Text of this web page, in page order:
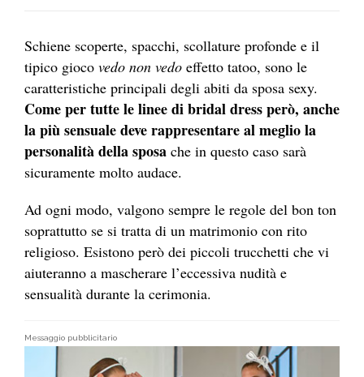
Schiene scoperte, spacchi, scollature profonde e il
tipico gioco vedo non vedo effetto tatoo, sono le
caratteristiche principali degli abiti da sposa sexy.
Come per tutte le linee di bridal dress però, anche
la più sensuale deve rappresentare al meglio la
personalità della sposa che in questo caso sarà
sicuramente molto audace.
Ad ogni modo, valgono sempre le regole del bon ton
soprattutto se si tratta di un matrimonio con rito
religioso. Esistono però dei piccoli trucchetti che vi
aiuteranno a mascherare l’eccessiva nudità e
sensualità durante la cerimonia.
Messaggio pubblicitario